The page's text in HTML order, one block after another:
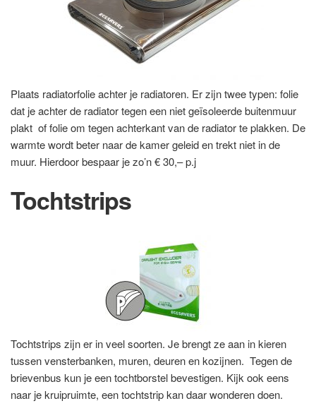
Plaats radiatorfolie achter je radiatoren. Er zijn twee typen: folie
dat je achter de radiator tegen een niet geïsoleerde buitenmuur
plakt of folie om tegen achterkant van de radiator te plakken. De
warmte wordt beter naar de kamer geleid en trekt niet in de
muur. Hierdoor bespaar je zo’n € 30,– p.j
Tochtstrips
Tochtstrips zijn er in veel soorten. Je brengt ze aan in kieren
tussen vensterbanken, muren, deuren en kozijnen. Tegen de
brievenbus kun je een tochtborstel bevestigen. Kijk ook eens
naar je kruipruimte, een tochtstrip kan daar wonderen doen.